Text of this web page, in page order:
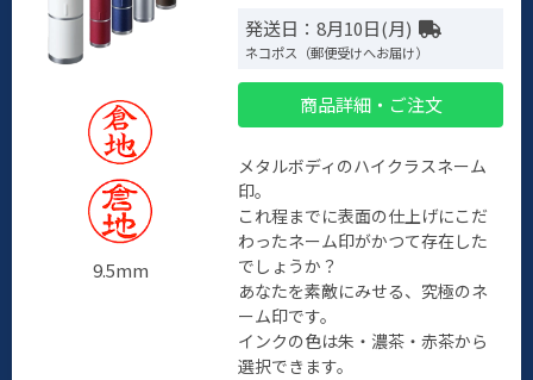
9.5mm
発送日：8月10日(月)
ネコポス（郵便受けへお届け）
商品詳細・ご注文
メタルボディのハイクラスネーム
印。
これ程までに表面の仕上げにこだ
わったネーム印がかつて存在した
でしょうか？
あなたを素敵にみせる、究極のネ
ーム印です。
インクの色は朱・濃茶・赤茶から
選択できます。